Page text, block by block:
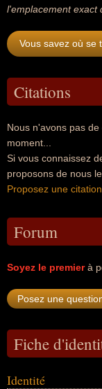
l'emplacement exact
Vous savez où se
Citations
Nous n'avons pas
moment...
Si vous connaissez
proposons de nous
Proposez une citation
Forum
Soyez le premierà
Fiche
Identité